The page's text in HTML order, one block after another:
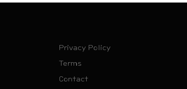
Privacy Policy
Terms
Contact